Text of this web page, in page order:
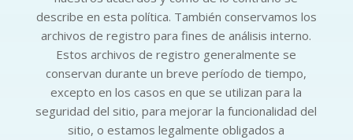
describe en esta política. También conservamos los
archivos de registro para fines de análisis interno.
Estos archivos de registro generalmente se
conservan durante un breve período de tiempo,
excepto en los casos en que se utilizan para la
seguridad del sitio, para mejorar la funcionalidad del
sitio, o estamos legalmente obligados a